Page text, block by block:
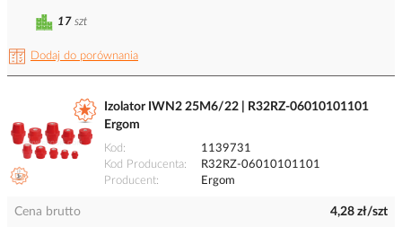
Dodaj do porównania
17 szt
Izolator IWN2 25M6/22 | R32RZ-06010101101
Ergom
Kod
1139731
Kod Producenta
R32RZ-06010101101
Producent
Ergom
Cena brutto 4,28 zł/szt